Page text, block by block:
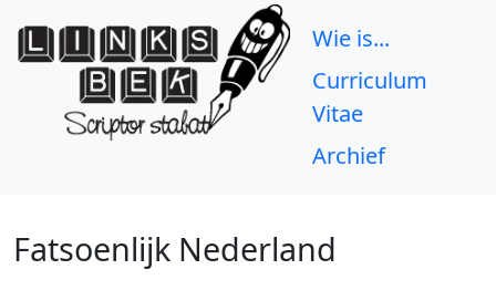
Wie is...
Curriculum
Vitae
Archief
Fatsoenlijk Nederland